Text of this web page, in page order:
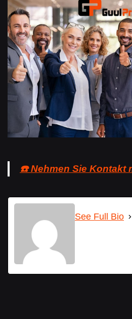
☎️ Nehmen Sie Kontakt
See Full Bio